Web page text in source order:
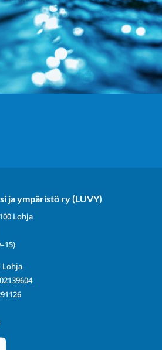
ja ympäristö ry (LUVY)
Lohja
Lohja